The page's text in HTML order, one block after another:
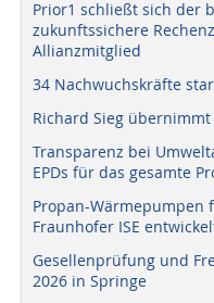
Prior1 schließt sich der
zukunftssichere
Allianzmitglied
34 Nachwuchskräfte
Richard Sieg
Transparenz bei
EPDs für das gesamte
Propan-
Fraunhofer ISE
Gesellenprüfung und
2026 in Springe